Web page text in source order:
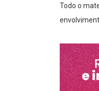
Todo o